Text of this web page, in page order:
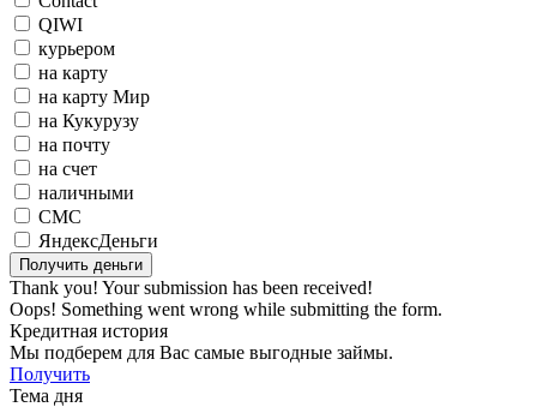
QIWI
курьером
на карту
на карту Мир
на Кукурузу
на почту
на счет
наличными
СМС
ЯндексДеньги
Thank you! Your submission has been received!
Oops! Something went wrong while submitting the form.
Кредитная история
Мы подберем для Вас самые выгодные займы.
Получить
Тема дня